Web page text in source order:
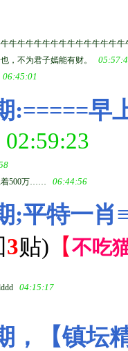
牛牛牛牛牛牛牛牛牛牛牛牛牛牛
，不为君子嫣能有财。
06:45:01
:=====早
500万…… 06:44:56
;平特一
3贴) 【不吃
04:15:17
，【镇坛